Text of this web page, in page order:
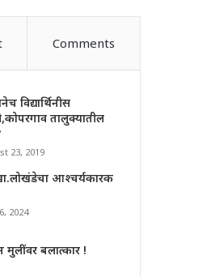
Comments
विद्यार्थिनीस
तालुक्यातील
23, 2019
आश्चर्यकारक
2024
बलात्कार !